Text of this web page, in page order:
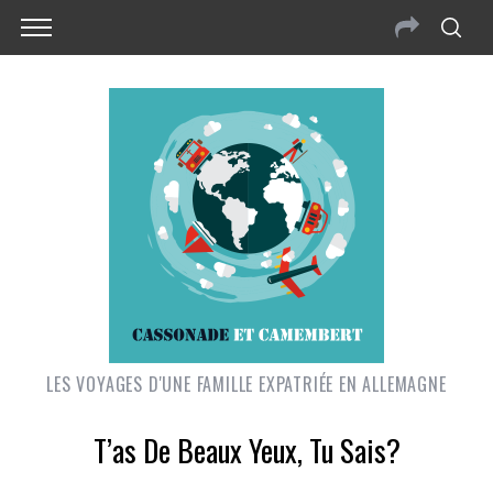
LES VOYAGES D'UNE FAMILLE EXPATRIÉE EN ALLEMAGNE
T’as De Beaux Yeux, Tu Sais?